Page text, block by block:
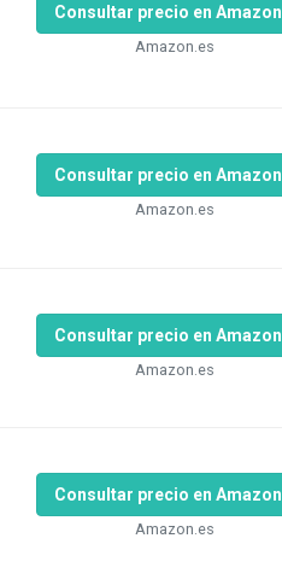
Consultar precio en Amazon
Amazon.es
Consultar precio en Amazon
Amazon.es
Consultar precio en Amazon
Amazon.es
Consultar precio en Amazon
Amazon.es